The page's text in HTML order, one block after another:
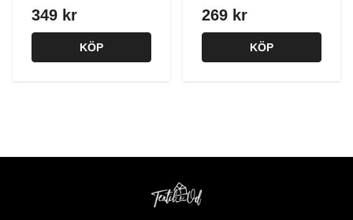
349 kr
KÖP
269 kr
KÖP